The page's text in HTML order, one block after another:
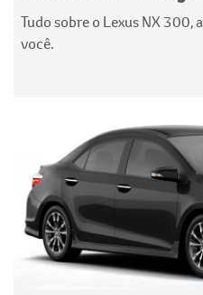
Tudo sobre o Lexus NX 300,
você.